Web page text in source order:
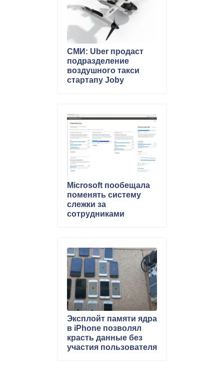
СМИ: Uber продаст
подразделение
воздушного такси
стартапу Joby
Microsoft пообещала
поменять систему
слежки за
сотрудниками
Эксплойт памяти ядра
в iPhone позволял
красть данные без
участия пользователя